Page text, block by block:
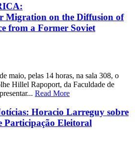
Migration on the Diffusion of
from a Former Soviet
maio, pelas 14 horas, na sala 308, o
Hillel Rapoport, da Faculdade de
Read More
Horacio Larreguy sobre
Participação Eleitoral